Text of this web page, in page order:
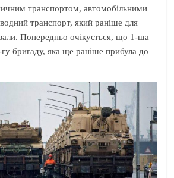
транспортом, автомобільними
транспорт, який раніше для
Попередньо очікується, що 1-ша
бригаду, яка ще раніше прибула до